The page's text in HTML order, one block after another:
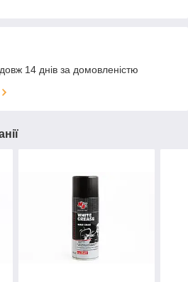
14 днів за домовленістю